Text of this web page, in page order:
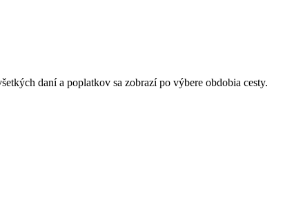
daní a poplatkov sa zobrazí po výbere obdobia cesty.